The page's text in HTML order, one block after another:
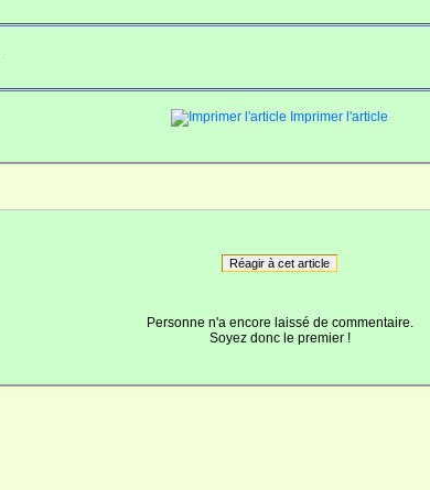
Imprimer l'article
Réagir à cet article
Personne n'a encore laissé de commentaire.
Soyez donc le premier !